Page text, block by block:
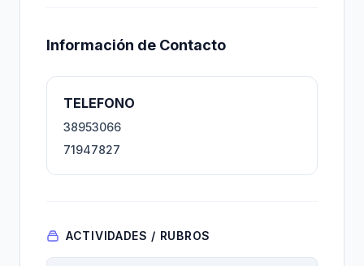
Información de Contacto
TELEFONO
38953066
71947827
ACTIVIDADES / RUBROS